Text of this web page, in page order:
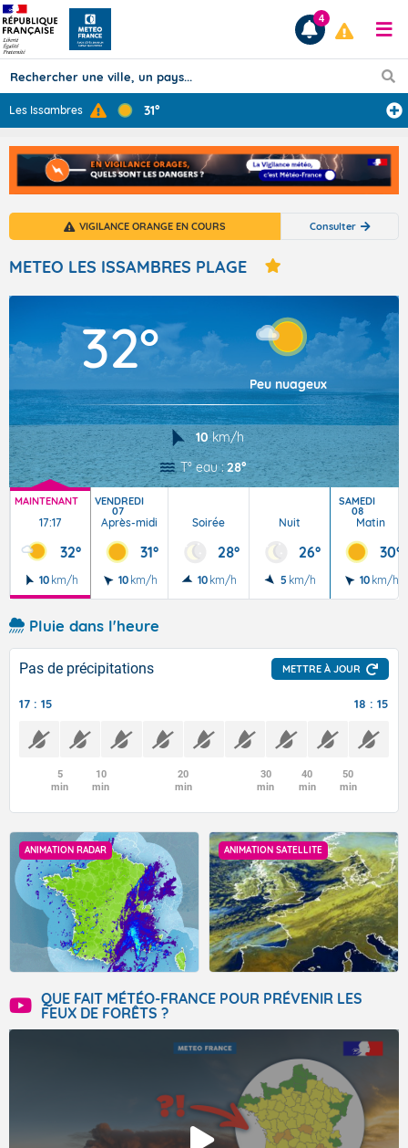
Prévisions
TOUS LES RÉSULTATS
Articles
4
Les Issambres 31°
VIGILANCE ORANGE EN COURS Consulter
METEO LES ISSAMBRES PLAGE
32°
Peu nuageux
10 km/h
T° eau :28°
MAINTENANT
17:17
32°
10 km/h
VENDREDI
07
Après-midi
31°
10 km/h
Soirée
28°
10 km/h
Nuit
26°
5 km/h
SAMEDI
08
Matin
30°
10 km/h
Pluie dans l'heure
Pas de précipitations METTRE À JOUR
17 : 15 18 : 15
5
min
10
min
20
min
30
min
40
min
50
min
ANIMATION RADAR ANIMATION SATELLITE
QUE FAIT MÉTÉO-FRANCE POUR PRÉVENIR LES
FEUX DE FORÊTS ?